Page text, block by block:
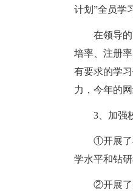
计划”全员学
在领导的高
培率、注册
有要求的学
力，今年的
3、加强校
①开展了丰
学水平和钻研
②开展了省